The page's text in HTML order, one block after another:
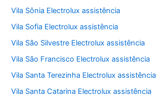
Vila Sônia Electrolux assistência
Vila Sofia Electrolux assistência
Vila São Silvestre Electrolux assistência
Vila São Francisco Electrolux assistência
Vila Santa Terezinha Electrolux assistência
Vila Santa Catarina Electrolux assistência